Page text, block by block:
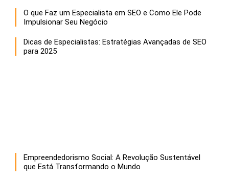
O que Faz um Especialista em SEO e Como Ele Pode
Impulsionar Seu Negócio
Dicas de Especialistas: Estratégias Avançadas de SEO
para 2025
Empreendedorismo Social: A Revolução Sustentável
que Está Transformando o Mundo